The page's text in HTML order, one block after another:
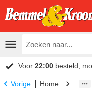
Voor 22:00 besteld,
Vorige Home